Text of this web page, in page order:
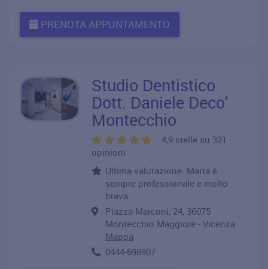
PRENOTA APPUNTAMENTO
Studio Dentistico
Dott. Daniele Deco'
Montecchio
4,9 stelle su 321
opinioni
Ultima valutazione: Marta è
sempre professionale e molto
brava
Piazza Marconi, 24, 36075
Montecchio Maggiore - Vicenza
Mappa
0444-698907